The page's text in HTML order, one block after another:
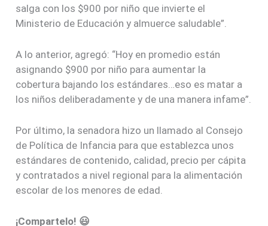
salga con los $900 por niño que invierte el
Ministerio de Educación y almuerce saludable”.
A lo anterior, agregó: “Hoy en promedio están
asignando $900 por niño para aumentar la
cobertura bajando los estándares…eso es matar a
los niños deliberadamente y de una manera infame”.
Por último, la senadora hizo un llamado al Consejo
de Política de Infancia para que establezca unos
estándares de contenido, calidad, precio per cápita
y contratados a nivel regional para la alimentación
escolar de los menores de edad.
¡Compartelo! 😃